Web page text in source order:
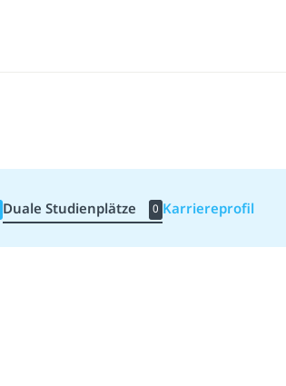
Duale Studienplätze 0 Karriereprofil